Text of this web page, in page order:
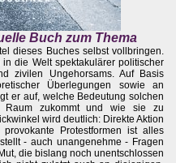
Buch zum Thema
dieses Buches selbst vollbringen.
die Welt spektakulärer politischer
zivilen Ungehorsams. Auf Basis
Überlegungen sowie an
er auf, welche Bedeutung solchen
Raum zukommt und wie sie zu
wird deutlich: Direkte Aktion
Protestformen ist alles
- auch unangenehme - Fragen
die bislang noch unentschlossen